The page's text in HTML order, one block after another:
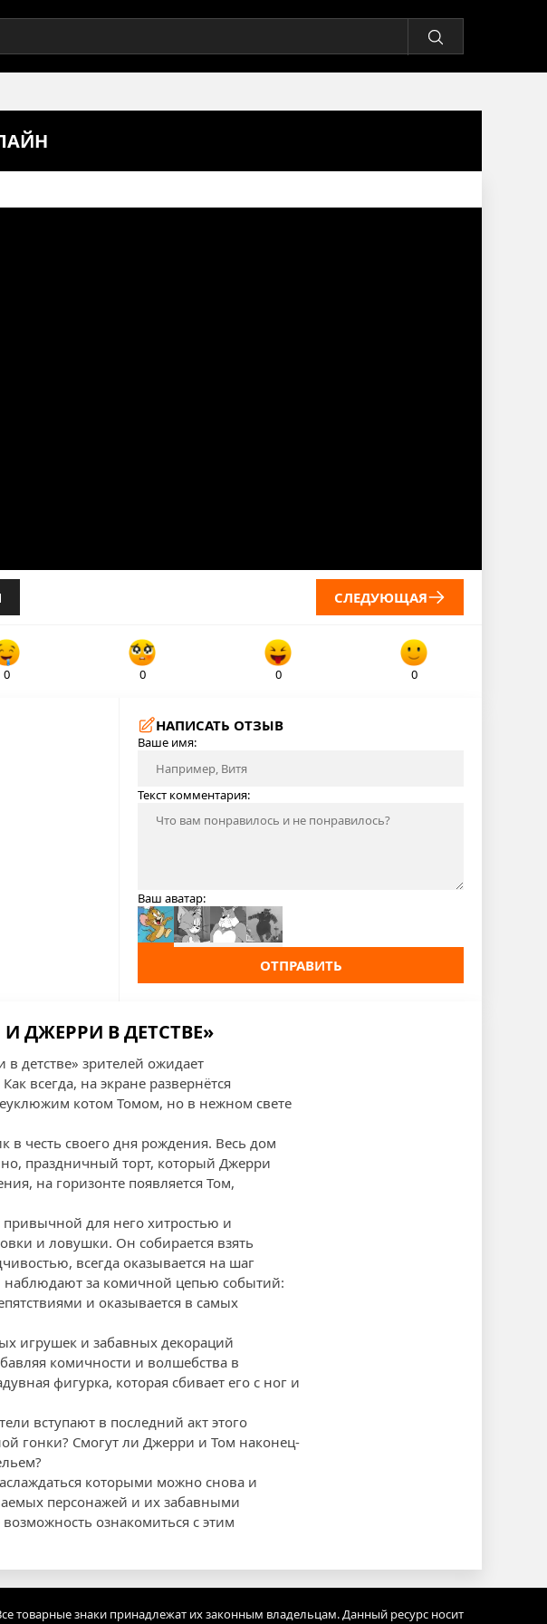
СЛЕДУЮЩАЯ
0 0 0 0
НАПИСАТЬ ОТЗЫВ
Ваше имя:
Текст комментария:
Ваш аватар:
ОТПРАВИТЬ
ДЖЕРРИ В ДЕТСТВЕ»
детстве» зрителей ожидает
всегда, на экране развернётся
котом Томом, но в нежном свете
в честь своего дня рождения. Весь дом
праздничный торт, который Джерри
на горизонте появляется Том,
привычной для него хитростью и
и ловушки. Он собирается взять
всегда оказывается на шаг
наблюдают за комичной цепью событий:
и оказывается в самых
игрушек и забавных декораций
комичности и волшебства в
фигурка, которая сбивает его с ног и
вступают в последний акт этого
гонки? Смогут ли Джерри и Том наконец-
которыми можно снова и
персонажей и их забавными
ознакомиться с этим
товарные знаки принадлежат их законным владельцам. Данный ресурс носит